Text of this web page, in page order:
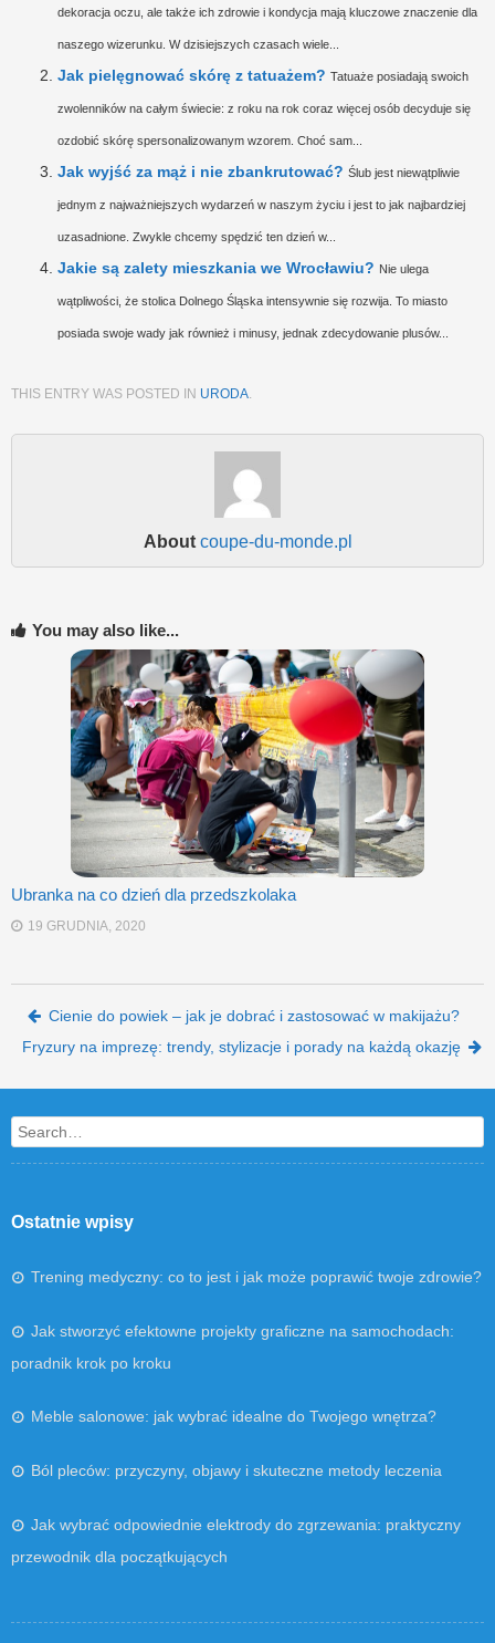
dekoracja oczu, ale także ich zdrowie i kondycja mają kluczowe znaczenie dla
naszego wizerunku. W dzisiejszych czasach wiele...
Jak pielęgnować skórę z tatuażem? Tatuaże posiadają swoich
zwolenników na całym świecie: z roku na rok coraz więcej osób decyduje się
ozdobić skórę spersonalizowanym wzorem. Choć sam...
Jak wyjść za mąż i nie zbankrutować? Ślub jest niewątpliwie
jednym z najważniejszych wydarzeń w naszym życiu i jest to jak najbardziej
uzasadnione. Zwykle chcemy spędzić ten dzień w...
Jakie są zalety mieszkania we Wrocławiu? Nie ulega
wątpliwości, że stolica Dolnego Śląska intensywnie się rozwija. To miasto
posiada swoje wady jak również i minusy, jednak zdecydowanie plusów...
THIS ENTRY WAS POSTED IN URODA
About coupe-du-monde.pl
You may also like...
Ubranka na co dzień dla przedszkolaka
19 GRUDNIA, 2020
Post navigation
Cienie do powiek – jak je dobrać i zastosować w makijażu?
Fryzury na imprezę: trendy, stylizacje i porady na każdą okazję
Search
Ostatnie wpisy
Trening medyczny: co to jest i jak może poprawić twoje zdrowie?
Jak stworzyć efektowne projekty graficzne na samochodach:
poradnik krok po kroku
Meble salonowe: jak wybrać idealne do Twojego wnętrza?
Ból pleców: przyczyny, objawy i skuteczne metody leczenia
Jak wybrać odpowiednie elektrody do zgrzewania: praktyczny
przewodnik dla początkujących